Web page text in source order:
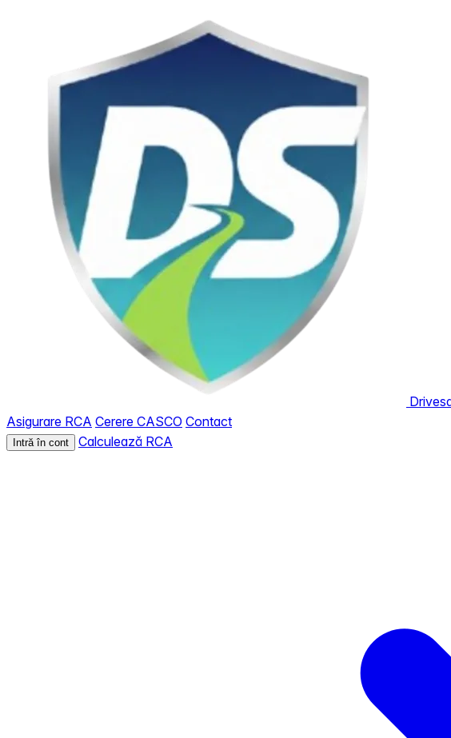
Asigurare RCA Cerere CASCO Contact
Intră în cont Calculează RCA